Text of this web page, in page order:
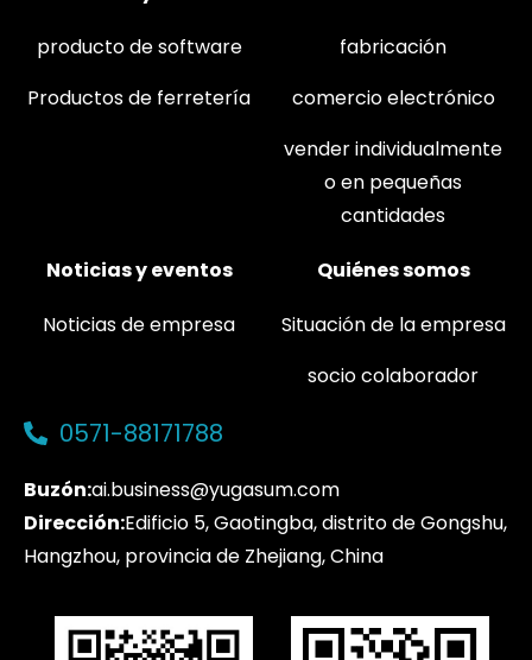
producto de software
Productos de ferretería
fabricación
comercio electrónico
vender individualmente
o en pequeñas
cantidades
Noticias y eventos
Noticias de empresa
Quiénes somos
Situación de la empresa
socio colaborador
0571-88171788
Buzón:ai.business@yugasum.com
Dirección:Edificio 5, Gaotingba, distrito de Gongshu,
Hangzhou, provincia de Zhejiang, China